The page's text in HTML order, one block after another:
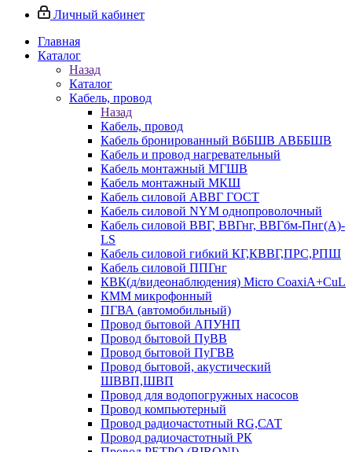
Личный кабинет
Главная
Каталог
Назад
Каталог
Кабель, провод
Назад
Кабель, провод
Кабель бронированный ВбБШВ АВББШВ
Кабель и провод нагревательный
Кабель монтажный МГШВ
Кабель монтажный МКШ
Кабель силовой АВВГ ГОСТ
Кабель силовой NYM однопроволочный
Кабель силовой ВВГ, ВВГнг, ВВГбм-Пнг(А)-
LS
Кабель силовой гибкий КГ,КВВГ,ПРС,РПШ
Кабель силовой ППГнг
КВК(д/видеонаблюдения) Micro CoaxiA+CuL
КММ микрофонный
ПГВА (автомобильный)
Провод бытовой АПУНП
Провод бытовой ПуВВ
Провод бытовой ПуГВВ
Провод бытовой, акустический
ШВВП,ШВП
Провод для водопогружных насосов
Провод компьютерный
Провод радиочастотный RG,САТ
Провод радиочастотный РК